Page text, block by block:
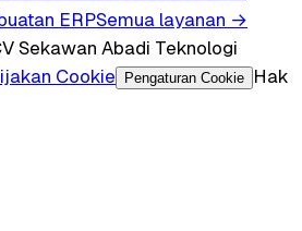
ERPSemua layanan →
Sekawan Abadi Teknologi
Cookie Pengaturan Cookie
Hak